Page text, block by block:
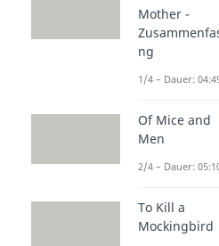
passende
zur
Mother -
ng
1/4 – Dauer:
Of Mice and
Men
2/4 – Dauer:
To Kill a
Mockingbird